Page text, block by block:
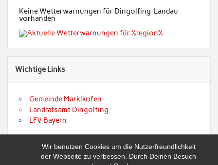
Wir benutzen Cookies um die Nutzerfreundlichkeit
der Webseite zu verbessen. Durch Deinen Besuch
Keine Wetterwarnungen für Dingolfing-Landau
vorhanden
Wichtige Links
Gemeinde Marklkofen
Landratsamt Dingolfing
LFV Bayern